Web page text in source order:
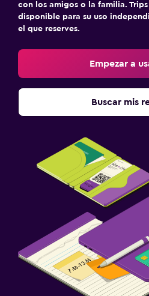
con los amigos o la familia.
disponible para su uso
el que reserves.
Empezar a
Buscar mis